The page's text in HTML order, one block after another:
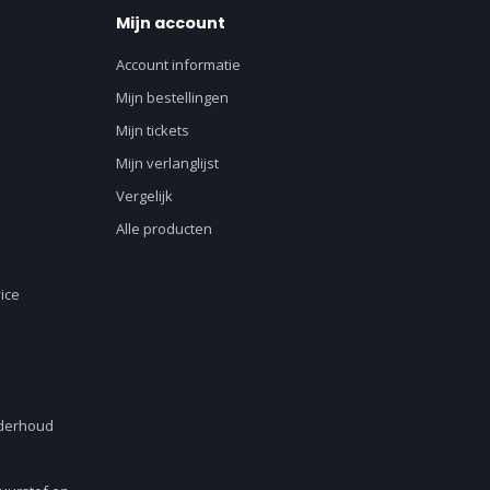
Mijn account
Account informatie
Mijn bestellingen
Mijn tickets
Mijn verlanglijst
Vergelijk
Alle producten